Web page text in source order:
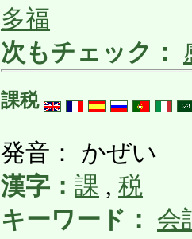
多福
次もチェック：
課税
発音： かぜい
漢字： 課 , 税
キーワード：
会